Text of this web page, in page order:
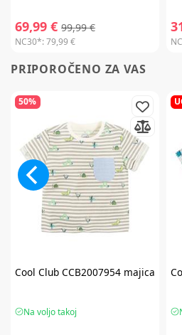
69,99 € 99,99 €
NC30*:79,99 €
PRIPOROČENO ZA VAS
50%
Cool ClubCCB2007954 majica
Na voljo takoj